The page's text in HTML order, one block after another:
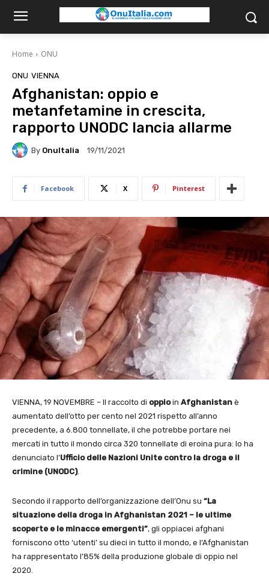
Home ONU
ONU VIENNA
Afghanistan: oppio e
metanfetamine in crescita,
rapporto UNODC lancia allarme
By OnuItalia 19/11/2021
Facebook X Pinterest
VIENNA, 19 NOVEMBRE – Il raccolto di oppioin Afghanistan è
aumentato dell’otto per cento nel 2021 rispetto all’anno
precedente, a 6.800 tonnellate, il che potrebbe portare nei
mercati in tutto il mondo circa 320 tonnellate di eroina pura: lo ha
denunciato l’Ufficio delle Nazioni Unite contro la droga e il
crimine (UNODC).
Secondo il rapporto dell’organizzazione dell’Onu su “La
situazione della droga in Afghanistan 2021 – le ultime
scoperte e le minacce emergenti”, gli oppiacei afghani
forniscono otto ‘utenti’ su dieci in tutto il mondo, e l’Afghanistan
ha rappresentato l’85% della produzione globale di oppio nel
2020.